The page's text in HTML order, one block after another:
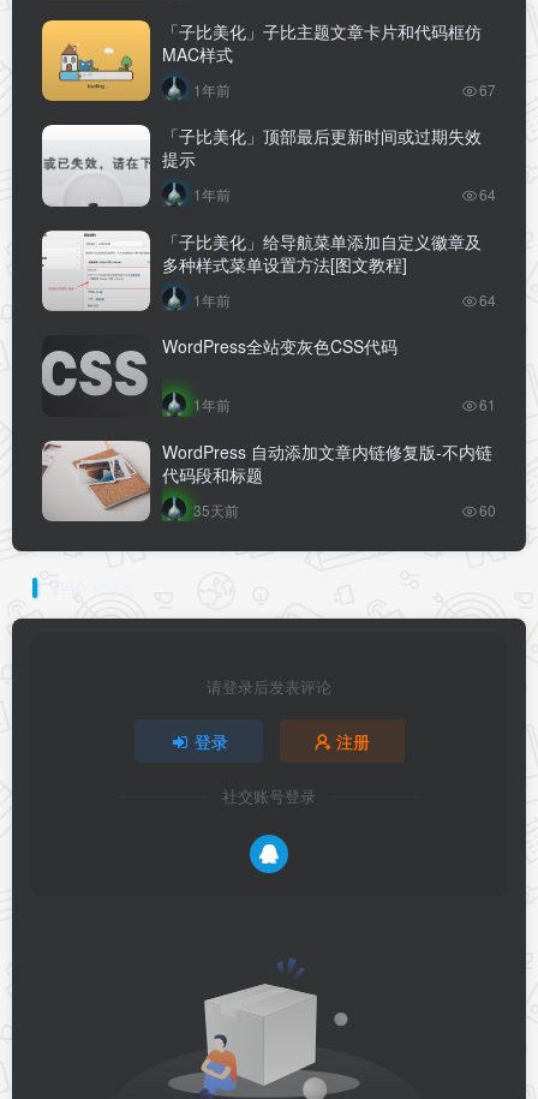
「子比美化」子比主题文章卡片和代码框仿
MAC样式
1年前 67
「子比美化」顶部最后更新时间或过期失效
提示
1年前 64
「子比美化」给导航菜单添加自定义徽章及
多种样式菜单设置方法[图文教程]
1年前 64
WordPress全站变灰色CSS代码
1年前 61
WordPress 自动添加文章内链修复版-不内链
代码段和标题
35天前 60
请登录后发表评论
登录 注册
社交账号登录